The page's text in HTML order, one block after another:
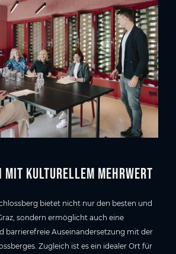
mit kulturellem Mehrwert
bietet nicht nur den besten und
sondern ermöglicht auch eine
barrierefreie Auseinandersetzung mit der
Zugleich ist es ein idealer Ort für